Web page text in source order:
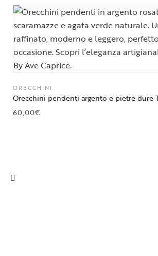
ORECCHINI
Orecchini pendenti argento e pietre dure
60,00€